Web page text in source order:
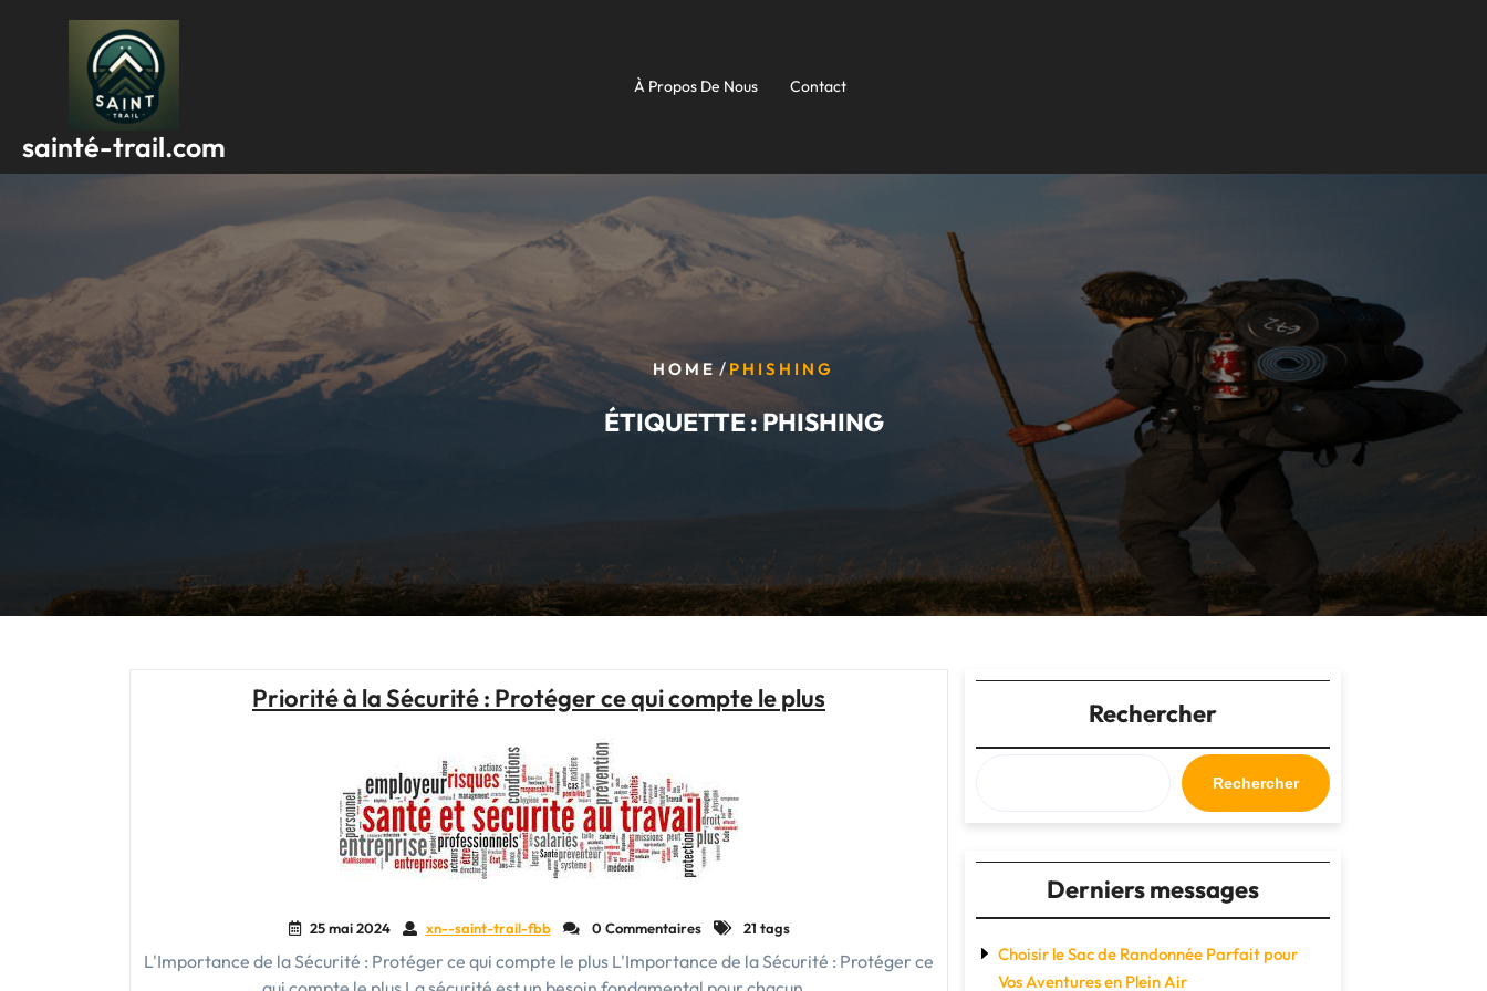
sainté-trail.com
À Propos De Nous Contact
HOME/PHISHING
ÉTIQUETTE :PHISHING
Priorité à la Sécurité : Protéger ce qui compte le plus
25 mai 2024 xn--saint-trail-fbb 0 Commentaires 21 tags
L'Importance de la Sécurité : Protéger ce qui compte le plus L'Importance de la Sécurité : Protéger ce
Rechercher
Rechercher
Derniers messages
Choisir le Sac de Randonnée Parfait pour
Vos Aventures en Plein Air